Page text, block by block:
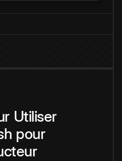
Utiliser
pour